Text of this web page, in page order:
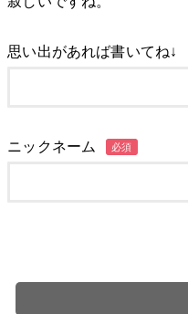
思い出があれば書いてね↓
ニックネーム 必須